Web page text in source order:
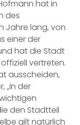
hat in
des
Jahre lang, von
einer der
hat die Stadt
vertreten.
ausscheiden,
„in der
den Stadtteil
gilt natürlich